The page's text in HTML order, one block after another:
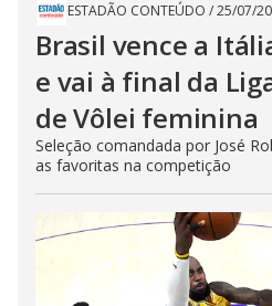
ESTADÃO CONTEÚDO /25/07/
Brasil vence a
e vai à final da
de Vôlei feminina
Seleção comandada por José
as favoritas na competição